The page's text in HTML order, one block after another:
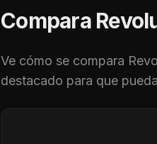
Compara
Ve cómo se compara
destacado para que